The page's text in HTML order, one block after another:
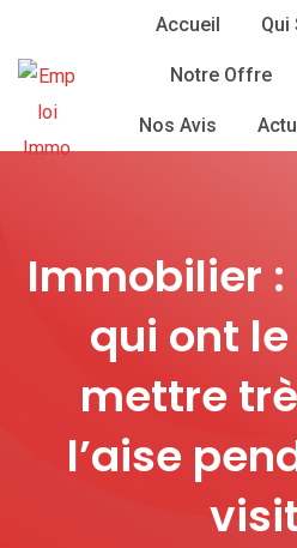
content
Accueil Qui
Notre Offre
Nos Avis
Immobilier
qui ont
mettre
l’aise